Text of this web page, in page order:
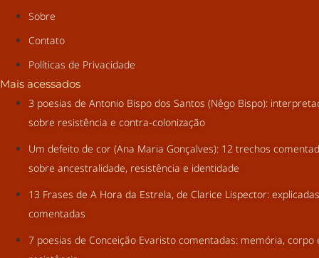
Sobre
Contato
Políticas de Privacidade
Mais acessados
3 poesias de Antonio Bispo dos Santos (Nêgo Bispo):
sobre resistência e contra-colonização
Um defeito de cor (Ana Maria Gonçalves): 12 trechos
sobre ancestralidade, resistência e identidade
13 Frases de A Hora da Estrela, de Clarice Lispector:
comentadas
7 poesias de Conceição Evaristo comentadas: memória, corpo